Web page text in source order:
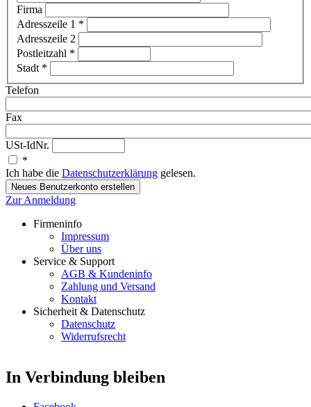
Firma
Adresszeile 1 *
Adresszeile 2
Postleitzahl *
Stadt *
Telefon
Fax
USt-IdNr.
*
Ich habe die Datenschutzerklärung gelesen.
Zur Anmeldung
Firmeninfo
Impressum
Über uns
Service & Support
AGB & Kundeninfo
Zahlung und Versand
Kontakt
Sicherheit & Datenschutz
Datenschutz
Widerrufsrecht
In Verbindung bleiben